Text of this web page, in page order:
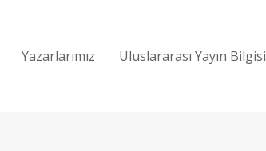
Yazarlarımız Uluslararası Yayın Bilgisi